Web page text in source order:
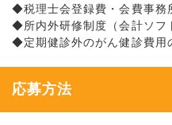
◆税理士会登録費・会費事務
◆所内外研修制度（会計ソフ
◆定期健診外のがん健診費用
応募方法